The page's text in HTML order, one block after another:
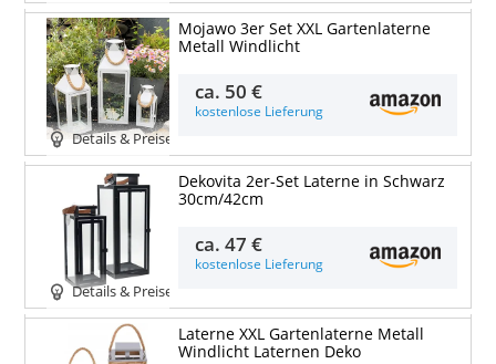
Details & Preise
Mojawo 3er Set XXL Gartenlaterne
Metall Windlicht
ca. 50 €
kostenlose Lieferung
Details & Preise
Dekovita 2er-Set Laterne in Schwarz
30cm/42cm
ca.47 €
kostenlose Lieferung
Laterne XXL Gartenlaterne Metall
Windlicht Laternen Deko